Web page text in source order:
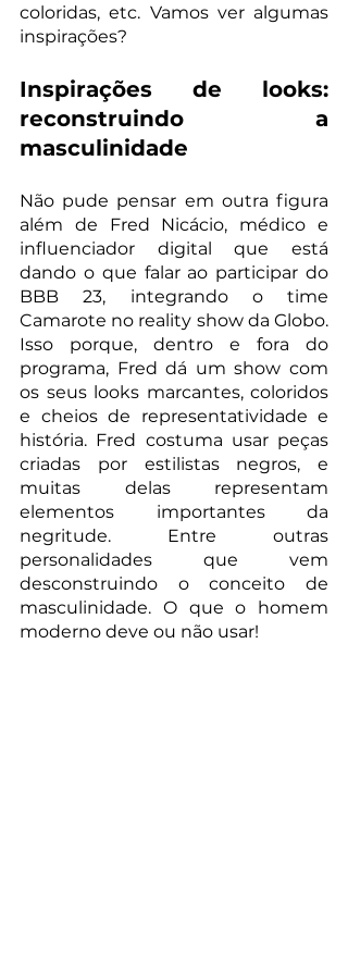
coloridas, etc. Vamos ver algumas
inspirações?
Inspirações de looks:
reconstruindo a
masculinidade
Não pude pensar em outra figura
além de Fred Nicácio, médico e
influenciador digital que está
dando o que falar ao participar do
BBB 23, integrando o time
Camarote no reality show da Globo.
Isso porque, dentro e fora do
programa, Fred dá um show com
os seus looks marcantes, coloridos
e cheios de representatividade e
história. Fred costuma usar peças
criadas por estilistas negros, e
muitas delas representam
elementos importantes da
negritude. Entre outras
personalidades que vem
desconstruindo o conceito de
masculinidade. O que o homem
moderno deve ou não usar!